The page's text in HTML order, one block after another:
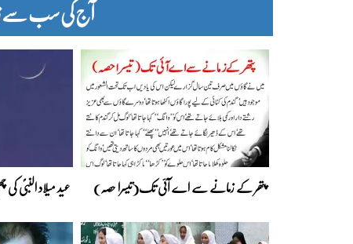
آج کی سب سے
پتھر کے زمانے سے اے آئی تک(تیسرا حصہ) عید میلاد النبیؐ